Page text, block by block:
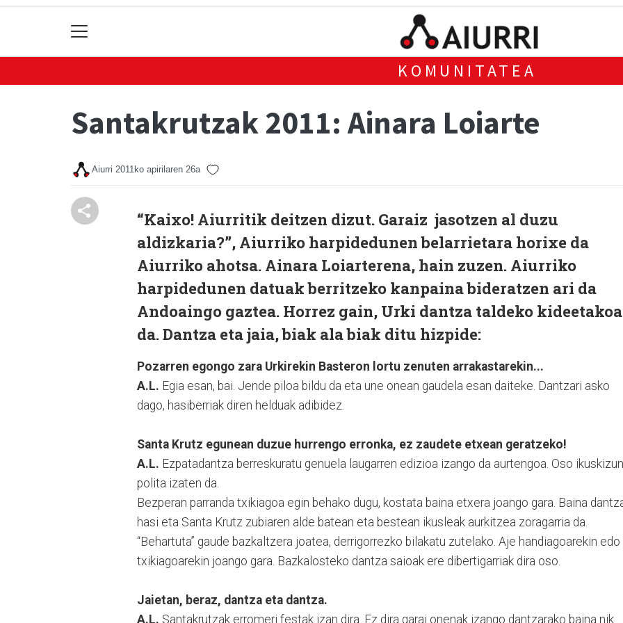
KOMUNITATEA
Santakrutzak 2011: Ainara Loiarte
Aiurri 2011ko apirilaren 26a
“Kaixo! Aiurritik deitzen dizut. Garaiz jasotzen al duzu
aldizkaria?”, Aiurriko harpidedunen belarrietara horixe da
Aiurriko ahotsa. Ainara Loiarterena, hain zuzen. Aiurriko
harpidedunen datuak berritzeko kanpaina bideratzen ari da
Andoaingo gaztea. Horrez gain, Urki dantza taldeko kideetakoa
da. Dantza eta jaia, biak ala biak ditu hizpide:
Pozarren egongo zara Urkirekin Basteron lortu zenuten arrakastarekin...
A.L. Egia esan, bai. Jende piloa bildu da eta une onean gaudela esan daiteke. Dantzari asko
dago, hasiberriak diren helduak adibidez.
Santa Krutz egunean duzue hurrengo erronka, ez zaudete etxean geratzeko!
A.L. Ezpatadantza berreskuratu genuela laugarren edizioa izango da aurtengoa. Oso ikuskizun
polita izaten da.
Bezperan parranda txikiagoa egin behako dugu, kostata baina etxera joango gara. Baina
hasi eta Santa Krutz zubiaren alde batean eta bestean ikusleak aurkitzea zoragarria da.
“Behartuta” gaude bazkaltzera joatea, derrigorrezko bilakatu zutelako. Aje handiagoarekin edo
txikiagoarekin joango gara. Bazkalosteko dantza saioak ere dibertigarriak dira oso.
Jaietan, beraz, dantza eta dantza.
A.L. Santakrutzak erromeri festak izan dira. Ez dira garai onenak izango dantzarako baina nik